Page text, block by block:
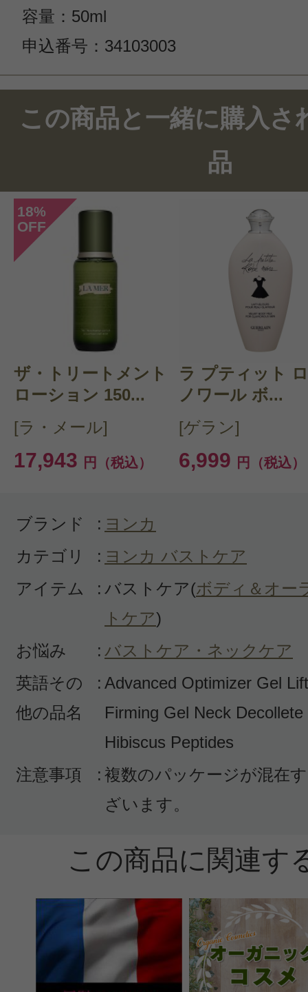
容量：50ml
申込番号：34103003
このコスメのレビューを書いて
クチコミを投稿する
CT 会員様は、
マイページの「購
らクチコミ投稿すると1 商品に
ントプレゼント！
この商品と一緒に購入さ
品
18%
OFF
ザ・トリートメント
ローション 150...
[ラ・メール]
17,943 円（税込）
ラ プティット
ノワール ボ...
[ゲラン]
6,999 円（税込）
ブランド : ヨンカ
カテゴリ
: ヨンカ バストケア
アイテム
: バストケア(ボディ＆オー
トケア)
お悩み
: バストケア・ネックケア
英語その
他の品名
: Advanced Optimizer Gel
Firming Gel Neck
Hibiscus Peptides
注意事項
: 複数のパッケージが混在
ざいます。
この商品に関連す